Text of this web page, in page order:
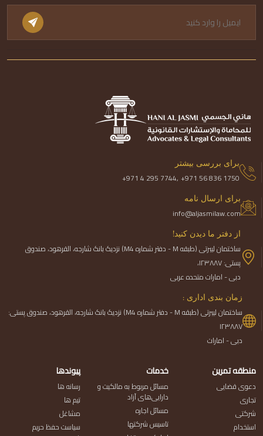
برای بررسی بیشتر
+971 4 295 7744, +971 56 836 1750
برای ارسال نامه
info@aljasmilaw.com
از دفتر ما دیدن کنید!
ساختمان لیبرتی (طبقه M - دفتر شماره M4) نزدیک بانک شارجه، القرهود، صندوق
پستی: ۱۲۳۸۸۷،
دبی - امارات متحده عربی
زمان بندی اداری :
ساختمان لیبرتی (طبقه M - دفتر شماره M4) نزدیک بانک شارجه، القرهود، صندوق پستی:
۱۲۳۸۸۷
دبی - امارات
منطقه تمرین
دعوی قضایی
تجاری
شرکتی
استخدام
خدمات
مسائل مربوط به مالکیت و
دارایی‌های آزاد
مسائل اجاره
تاسیس شرکتها
پیوندها
رسانه ها
تیم ها
مشاغل
سیاست حفظ حریم